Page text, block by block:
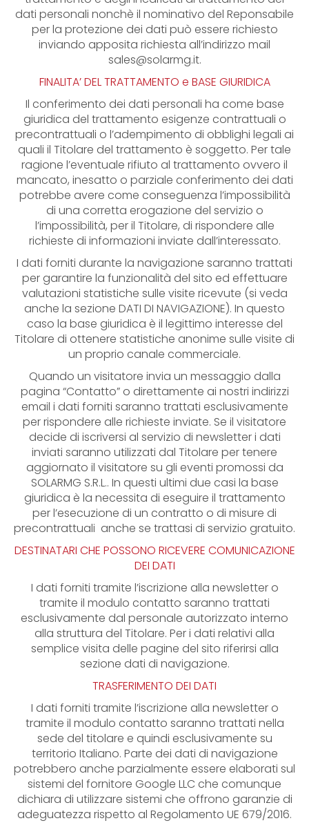
dati personali nonchè il nominativo del Reponsabile
per la protezione dei dati può essere richiesto
inviando apposita richiesta all’indirizzo mail
sales@solarmg.it.
FINALITA’ DEL TRATTAMENTO e BASE GIURIDICA
Il conferimento dei dati personali ha come base
giuridica del trattamento esigenze contrattuali o
precontrattuali o l’adempimento di obblighi legali ai
quali il Titolare del trattamento è soggetto. Per tale
ragione l’eventuale rifiuto al trattamento ovvero il
mancato, inesatto o parziale conferimento dei dati
potrebbe avere come conseguenza l’impossibilità
di una corretta erogazione del servizio o
l’impossibilità, per il Titolare, di rispondere alle
richieste di informazioni inviate dall’interessato.
I dati forniti durante la navigazione saranno trattati
per garantire la funzionalità del sito ed effettuare
valutazioni statistiche sulle visite ricevute (si veda
anche la sezione DATI DI NAVIGAZIONE). In questo
caso la base giuridica è il legittimo interesse del
Titolare di ottenere statistiche anonime sulle visite di
un proprio canale commerciale.
Quando un visitatore invia un messaggio dalla
pagina “Contatto” o direttamente ai nostri indirizzi
email i dati forniti saranno trattati esclusivamente
per rispondere alle richieste inviate. Se il visitatore
decide di iscriversi al servizio di newsletter i dati
inviati saranno utilizzati dal Titolare per tenere
aggiornato il visitatore su gli eventi promossi da
SOLARMG S.R.L.. In questi ultimi due casi la base
giuridica è la necessita di eseguire il trattamento
per l’esecuzione di un contratto o di misure di
precontrattuali anche se trattasi di servizio gratuito.
DESTINATARI CHE POSSONO RICEVERE COMUNICAZIONE
DEI DATI
I dati forniti tramite l’iscrizione alla newsletter o
tramite il modulo contatto saranno trattati
esclusivamente dal personale autorizzato interno
alla struttura del Titolare. Per i dati relativi alla
semplice visita delle pagine del sito riferirsi alla
sezione dati di navigazione.
TRASFERIMENTO DEI DATI
I dati forniti tramite l’iscrizione alla newsletter o
tramite il modulo contatto saranno trattati nella
sede del titolare e quindi esclusivamente su
territorio Italiano. Parte dei dati di navigazione
potrebbero anche parzialmente essere elaborati sul
sistemi del fornitore Google LLC che comunque
dichiara di utilizzare sistemi che offrono garanzie di
adeguatezza rispetto al Regolamento UE 679/2016.